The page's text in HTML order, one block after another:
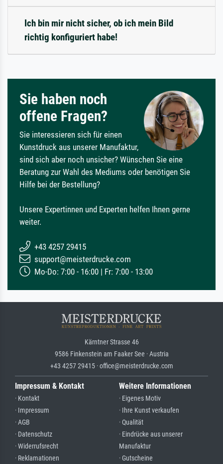
Ich bin mir nicht sicher, ob ich mein Bild
richtig konfiguriert habe!
Sie haben noch
offene Fragen?
Sie interessieren sich für einen
Kunstdruck aus unserer Manufaktur,
sind sich aber noch unsicher? Wünschen Sie eine
Beratung zur Wahl des Mediums oder benötigen Sie
Hilfe bei der Bestellung?
Unsere Expertinnen und Experten helfen Ihnen gerne
weiter.
+43 4257 29415
support@meisterdrucke.com
Mo-Do: 7:00 - 16:00 | Fr: 7:00 - 13:00
Kärntner Strasse 46
9586 Finkenstein am Faaker See · Austria
+43 4257 29415 · office@meisterdrucke.com
Impressum & Kontakt
· Kontakt
· Impressum
· AGB
· Datenschutz
· Widerrufsrecht
· Reklamationen
Weitere Informationen
· Eigenes Motiv
· Ihre Kunst verkaufen
· Qualität
· Eindrücke aus unserer
Manufaktur
· Gutscheine